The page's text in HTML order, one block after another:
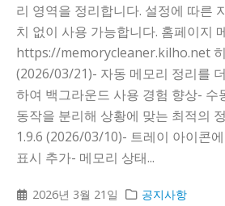
리 영역을 정리합니다. 설정에 따른
치 없이 사용 가능합니다. 홈페이지
https://memorycleaner.kilho.net
(2026/03/21)- 자동 메모리 정리를
하여 백그라운드 사용 경험 향상- 수
동작을 분리해 상황에 맞는 최적의
1.9.6 (2026/03/10)- 트레이 아이콘
표시 추가- 메모리 상태...
2026년 3월 21일
공지사항